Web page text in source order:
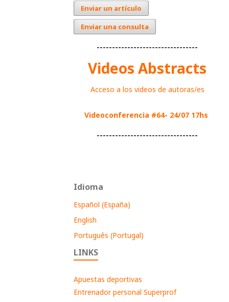
Enviar un artículo
Enviar una consulta
---------------------------------
Videos Abstracts
Acceso a los videos de autoras/es
Videoconferencia #64- 24/07 17hs
---------------------------------
Idioma
Español (España)
English
Português (Portugal)
LINKS
Apuestas deportivas
Entrenador personal Superprof